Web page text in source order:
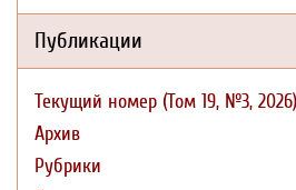
Публикации
Текущий номер (Том 19, №3, 2026)
Архив
Рубрики